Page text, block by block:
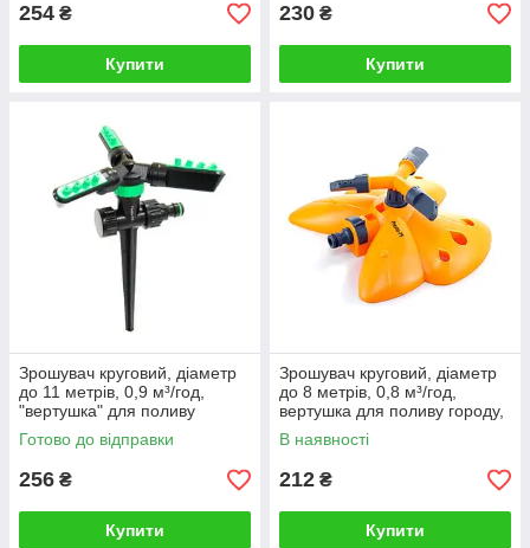
та інші товари за доступними,
ПЕРСОНАЛЬНИЙ ПІДХІД
Фахівці індивідуально працюють з кожним
клієнтом, підказують, які вертушки для
поливу городу і газону підійдуть кожному,
глибоко вникають у проблему, що дозволяє
професійно вирішити будь-яке завдання
клієнта
254 ₴
Купити
230 ₴
Купити
Зрошувач круговий, діаметр
до 11 метрів, 0,9 м³/год,
"вертушка" для поливу
городу, саду, газону на ніжці
"Рубікон Green"
Готово до відправки
256 ₴
Купити
Зрошувач круговий, діаметр
до 8 метрів, 0,8 м³/год,
вертушка для поливу городу,
саду, газону на підставці
"Метелик"
В наявності
212 ₴
Купити